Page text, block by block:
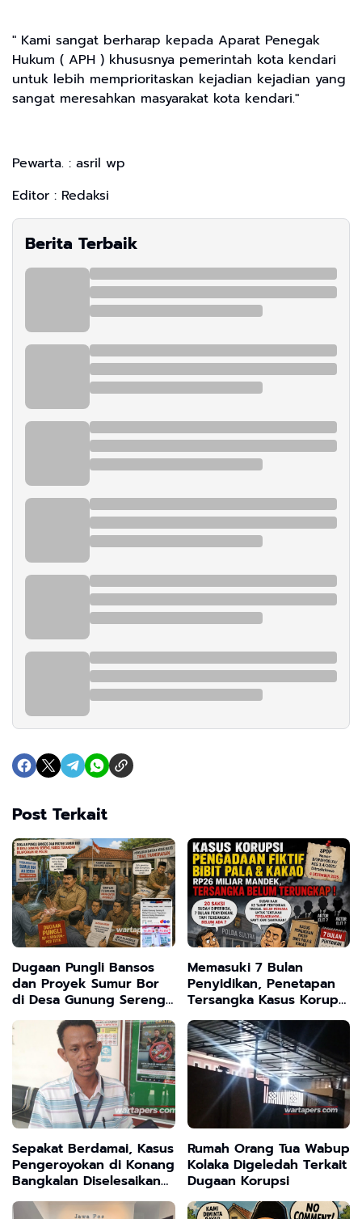
" Kami sangat berharap kepada Aparat Penegak
Hukum ( APH ) khususnya pemerintah kota kendari
untuk lebih memprioritaskan kejadian kejadian yang
sangat meresahkan masyarakat kota kendari."
Pewarta. : asril wp
Editor : Redaksi
Berita Terbaik
Post Terkait
Dugaan Pungli Bansos
dan Proyek Sumur Bor
di Desa Gunung Sereng,
Kades Terancam
Dilaporkan
Memasuki 7 Bulan
Penyidikan, Penetapan
Tersangka Kasus Korupsi
Rp26 Miliar
Dipertanyakan
Sepakat Berdamai, Kasus
Pengeroyokan di Konang
Bangkalan Diselesaikan
Lewat Restorative Justice
Rumah Orang Tua Wabup
Kolaka Digeledah Terkait
Dugaan Korupsi